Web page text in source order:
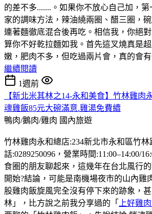
的差不多.......。如果你不放心自己加，
家的調味方法，辣油繞兩圈、醋三圈，
連著麵徹底混合後再吃。相信我，你絕
算你不好乾拉麵如我。首先這叉燒真是
嫩，肥肉不多，但吃過兩片會，真的會
繼續閱讀
1週前
【新北米其林之14-永和美食】竹林雞肉
魂雞飯85元大碗滿意.雞湯免費續
鴨肉/鵝肉/雞肉 國內旅遊
竹林雞肉永和總店:234新北市永和區竹林
話:0289250096，營業時間:11:00–14:00/
食圈的朋友聊起來，這幾年在台北風行
開始?結論，可能是南機場夜市的山內雞
股雞肉飯旋風完全沒有停下來的跡象，
林」，比方說之前我分享過的「
上好雞